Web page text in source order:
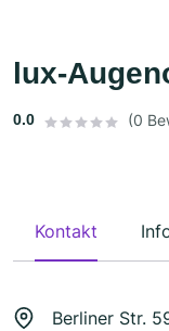
lux-
0.0 (0
Kontakt
Berliner Str.